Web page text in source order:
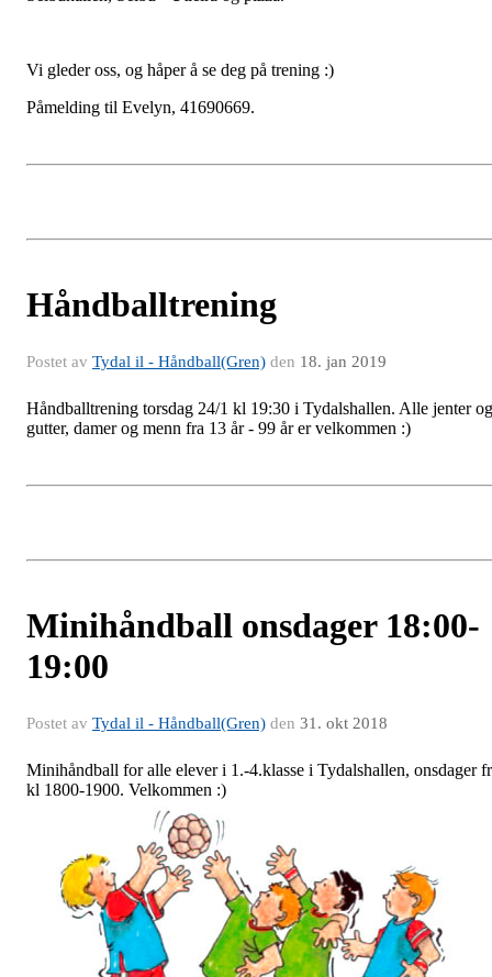
Vi gleder oss, og håper å se deg på trening :)
Påmelding til Evelyn, 41690669.
Håndballtrening
Postet av Tydal il - Håndball(Gren) den 18. jan 2019
Håndballtrening torsdag 24/1 kl 19:30 i Tydalshallen. Alle jenter og
gutter, damer og menn fra 13 år - 99 år er velkommen :)
Minihåndball onsdager 18:00-
19:00
Postet av Tydal il - Håndball(Gren) den 31. okt 2018
Minihåndball for alle elever i 1.-4.klasse i Tydalshallen, onsdager
kl 1800-1900. Velkommen :)